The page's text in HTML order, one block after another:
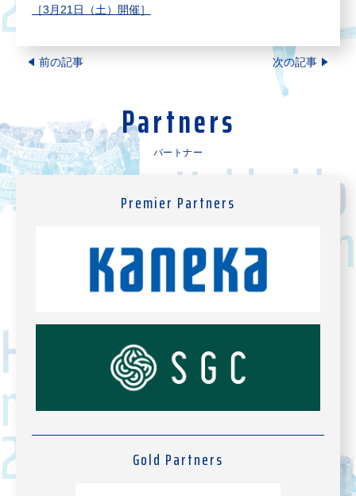
［3月21日（土）開催］
前の記事 次の記事
Partners
パートナー
Premier Partners
Gold Partners